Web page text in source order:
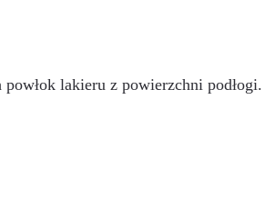
lakieru z powierzchni